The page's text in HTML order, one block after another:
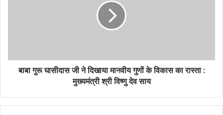
बाबा गुरू घासीदास जी ने दिखाया मानवीय गुणों के विकास का रास्ता :
मुख्यमंत्री श्री विष्णु देव साय